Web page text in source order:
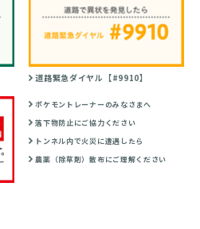
道路緊急ダイヤル【#9910】
ポケモントレーナーのみなさまへ
落下物防止にご協力ください
トンネル内で火災に遭遇したら
農薬（除草剤）散布にご理解ください